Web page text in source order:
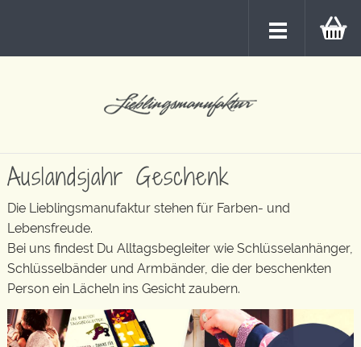
Auslandsjahr Geschenk
Die Lieblingsmanufaktur stehen für Farben- und
Lebensfreude.
Bei uns findest Du Alltagsbegleiter wie Schlüsselanhänger,
Schlüsselbänder und Armbänder, die der beschenkten
Person ein Lächeln ins Gesicht zaubern.